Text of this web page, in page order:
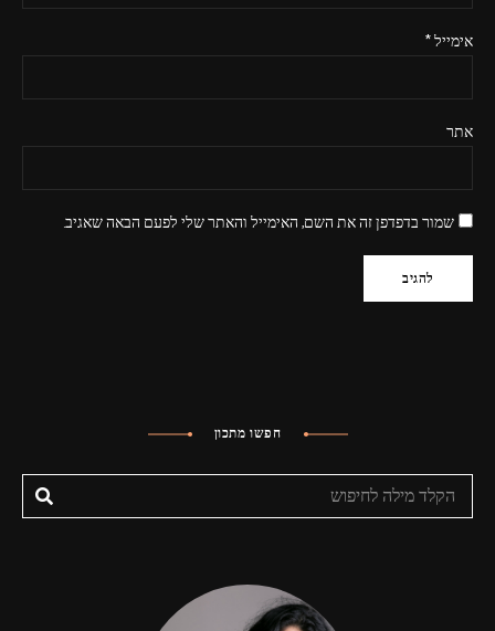
אימייל*
אתר
שמור בדפדפן זה את השם, האימייל והאתר שלי לפעם הבאה שאגיב.
חפשו מתכון